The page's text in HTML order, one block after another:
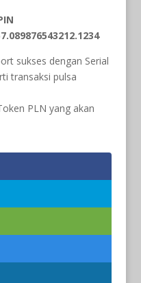
sukses dengan Serial
transaksi pulsa
PLN yang akan